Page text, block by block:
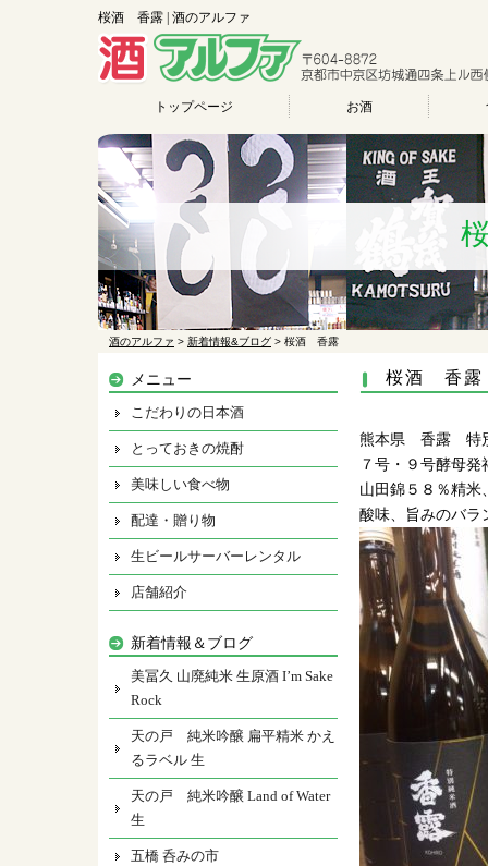
桜酒 香露 | 酒のアルファ
トップページ お酒
酒のアルファ > 新着情報&ブログ > 桜酒 香露
桜酒 香露
熊本県 香露 特
７号・９号酵母発
山田錦５８％精米
酸味、旨みのバラ
メニュー
こだわりの日本酒
とっておきの焼酎
美味しい食べ物
配達・贈り物
生ビールサーバーレンタル
店舗紹介
新着情報＆ブログ
美冨久 山廃純米 生原酒 I’m Sake
Rock
天の戸 純米吟醸 扁平精米 かえ
るラベル 生
天の戸 純米吟醸 Land of Water
生
五橋 呑みの市